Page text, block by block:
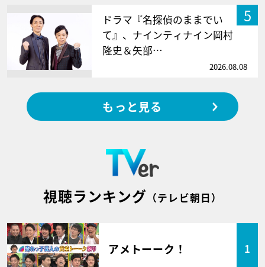
5
ドラマ『名探偵のままでい
て』、ナインティナイン岡村
隆史＆矢部…
2026.08.08
もっと見る
視聴ランキング （テレビ朝日）
アメトーーク！ 1